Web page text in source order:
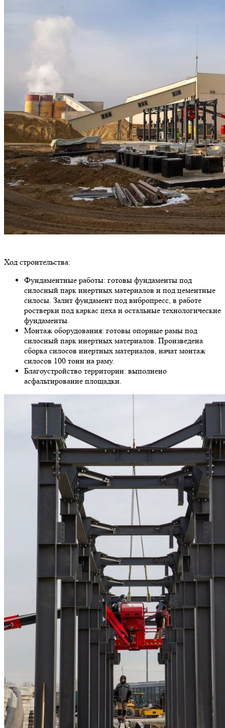
Ход строительства:
Фундаментные работы: готовы фундаменты под
силосный парк инертных материалов и под цементные
силосы. Залит фундамент под вибропресс, в работе
ростверки под каркас цеха и остальные технологические
фундаменты.
Монтаж оборудования: готовы опорные рамы под
силосный парк инертных материалов. Произведена
сборка силосов инертных материалов, начат монтаж
силосов 100 тонн на раму.
Благоустройство территории: выполнено
асфальтирование площадки.